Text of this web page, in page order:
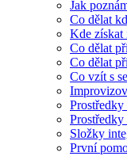
Jak
Co dělat
Kde získat
Co dělat
Co dělat
Co vzít s
Složky
První